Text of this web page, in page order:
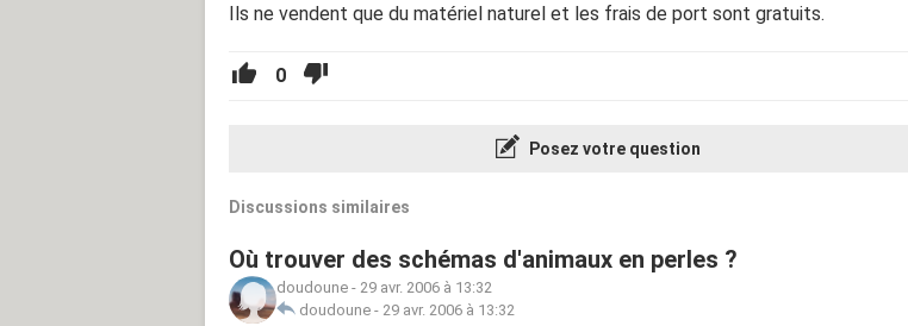
Ils ne vendent que du matériel naturel et les frais de port sont gratuits.
0
Posez votre question
Discussions similaires
Où trouver des schémas d'animaux en perles ?
doudoune - 29 avr. 2006 à 13:32
doudoune - 29 avr. 2006 à 13:32